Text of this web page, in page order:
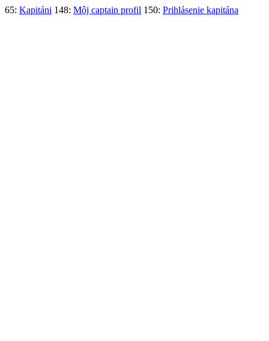
65: Kapitáni 148: Môj captain profil 150: Prihlásenie kapitána